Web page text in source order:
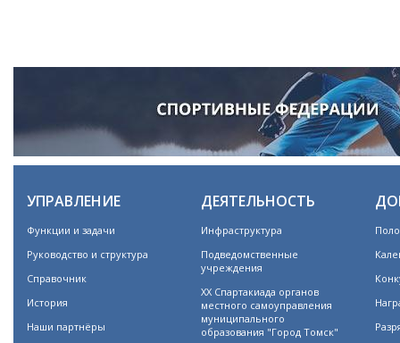
УПРАВЛЕНИЕ
Функции и задачи
Руководство и структура
Справочник
История
Наши партнёры
ДЕЯТЕЛЬНОСТЬ
Инфраструктура
Подведомственные
учреждения
XX Спартакиада органов
местного самоуправления
муниципального
образования "Город Томск"